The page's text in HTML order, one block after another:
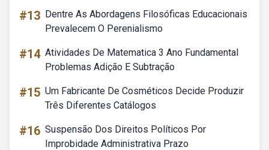
#13 Dentre As Abordagens Filosóficas Educacionais
Prevalecem O Perenialismo
#14 Atividades De Matematica 3 Ano Fundamental
Problemas Adição E Subtração
#15 Um Fabricante De Cosméticos Decide Produzir
Três Diferentes Catálogos
#16 Suspensão Dos Direitos Políticos Por
Improbidade Administrativa Prazo